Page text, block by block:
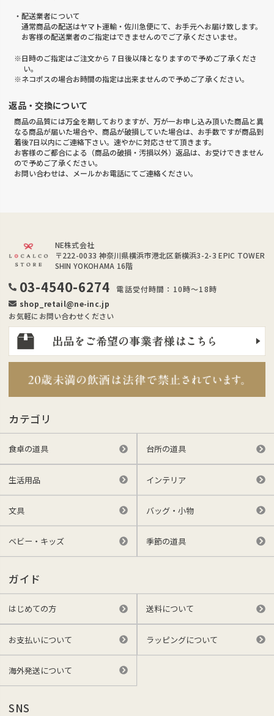
・配送業者について
通常商品の配送はヤマト運輸・佐川急便にて、お手元へお届け致します。
お客様の配送業者のご指定はできませんのでご了承くださいませ。
※日時のご指定はご注文から 7 日後以降となりますので予めご了承くださ
い。
※ネコポスの場合お時間の指定は出来ませんので予めご了承ください。
返品・交換について
商品の品質には万全を期しておりますが、万が一お申し込み頂いた商品と異
なる商品が届いた場合や、商品が破損していた場合は、お手数ですが商品到
着後7日以内にご連絡下さい。速やかに対応させて頂きます。
お客様のご都合による（商品の破損・汚損以外）返品は、お受けできません
ので予めご了承ください。
お問い合わせは、メールかお電話にてご連絡ください。
NE株式会社
〒222-0033 神奈川県横浜市港北区新横浜3-2-3 EPIC TOWER
SHIN YOKOHAMA 16階
03-4540-6274
電話受付時間：10時～18時
shop_retail@ne-inc.jp
お気軽にお問い合わせください
カテゴリ
食卓の道具 台所の道具
生活用品 インテリア
文具 バッグ・小物
ベビー・キッズ 季節の道具
ガイド
はじめての方 送料について
お支払いについて ラッピングについて
海外発送について
SNS